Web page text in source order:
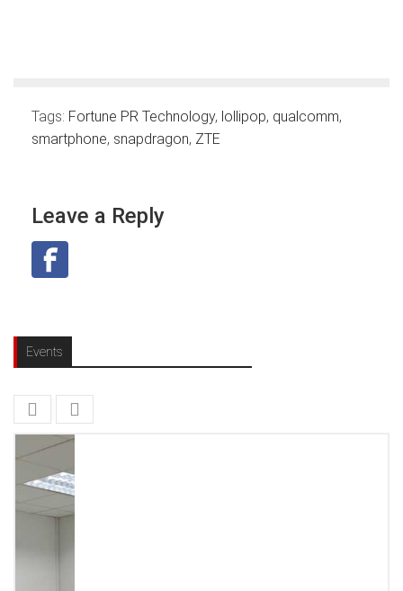
Tags: Fortune PR Technology, lollipop, qualcomm,
smartphone, snapdragon, ZTE
Leave a Reply
Events